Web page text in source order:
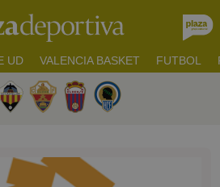
UD VALENCIA BASKET FUTBOL